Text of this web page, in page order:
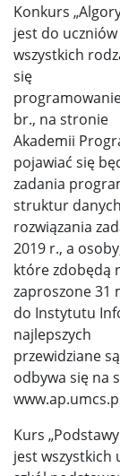
Konkurs
jest do uczniów
wszystkich
się
br., na stronie
Akademii
pojawiać się
zadania
struktur
rozwiązania
2019 r., a
które zdobędą
zaproszone 31
do Instytutu
najlepszych
przewidziane
odbywa się na
Kurs
jest wszystkich